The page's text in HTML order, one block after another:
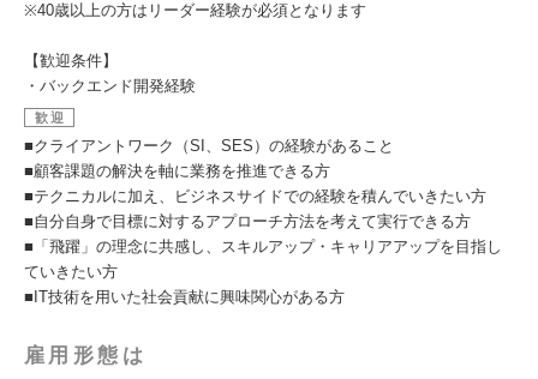
※40歳以上の方はリーダー経験が必須となります
【歓迎条件】
・バックエンド開発経験
歓迎
■クライアントワーク（SI、SES）の経験があること
■顧客課題の解決を軸に業務を推進できる方
■テクニカルに加え、ビジネスサイドでの経験を積んでいきたい方
■自分自身で目標に対するアプローチ方法を考えて実行できる方
■「飛躍」の理念に共感し、スキルアップ・キャリアアップを目指し
ていきたい方
■IT技術を用いた社会貢献に興味関心がある方
雇用形態は